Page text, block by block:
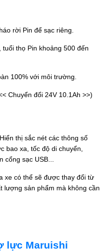
rời Pin để sạc riêng.
thọ Pin khoảng 500 đến
100% với môi trường.
Chuyển đổi 24V 10.1Ah >>)
Hiển thị sắc nét các thông số
bao xa, tốc độ di chuyển,
sạc USB...
xe có thể sẽ được thay đổi từ
lượng sản phẩm mà không cần
lực Maruishi